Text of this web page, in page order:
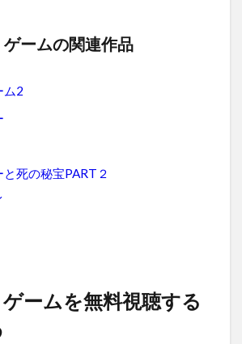
ームの関連作品
ム2
死の秘宝PART２
ームを無料視聴する